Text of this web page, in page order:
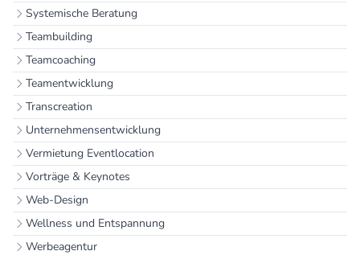
Systemische Beratung
Teambuilding
Teamcoaching
Teamentwicklung
Transcreation
Unternehmensentwicklung
Vermietung Eventlocation
Vorträge & Keynotes
Web-Design
Wellness und Entspannung
Werbeagentur